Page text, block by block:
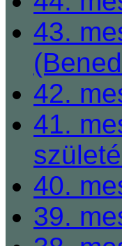
43.
42.
41.
40.
39.